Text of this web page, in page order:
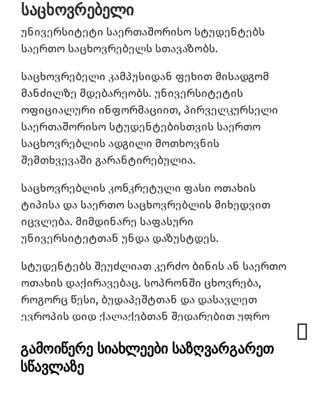
საცხოვრებელი
უნივერსიტეტი საერთაშორისო სტუდენტებს
საერთო საცხოვრებელს სთავაზობს.
საცხოვრებელი კამპუსიდან ფეხით მისადგომ
მანძილზე მდებარეობს. უნივერსიტეტის
ოფიციალური ინფორმაციით, პირველკურსელი
საერთაშორისო სტუდენტებისთვის საერთო
საცხოვრებლის ადგილი მოთხოვნის
შემთხვევაში გარანტირებულია.
საცხოვრებლის კონკრეტული ფასი ოთახის
ტიპისა და საერთო საცხოვრებლის მიხედვით
იცვლება. მიმდინარე საფასური
უნივერსიტეტთან უნდა დაზუსტდეს.
სტუდენტებს შეუძლიათ კერძო ბინის ან საერთო
ოთახის დაქირავებაც. სოპრონში ცხოვრება,
როგორც წესი, ბუდაპეშტთან და დასავლეთ
ევროპის დიდ ქალაქებთან შედარებით უფრო
რატომ University of Sopron?
გამოიწერე სიახლეები საზღვარგარეთ
სწავლაზე